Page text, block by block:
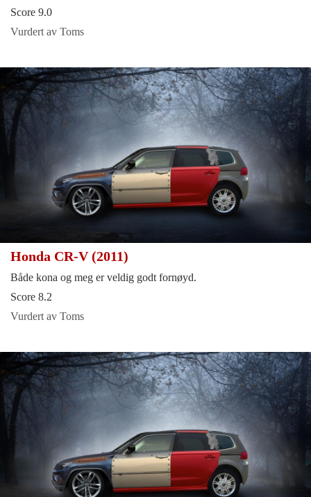
Score 9.0
Vurdert av Toms
Honda CR-V (2011)
Både kona og meg er veldig godt fornøyd.
Score 8.2
Vurdert av Toms